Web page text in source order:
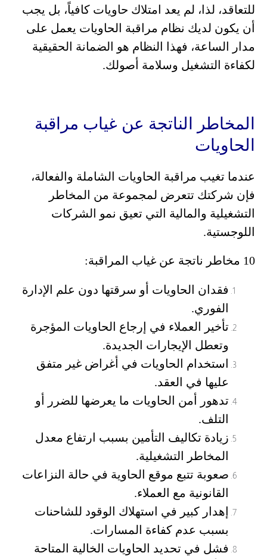
للتعاقد، لذا، لم يعد امتلاك حاويات كافياً، بل يجب
أن يكون لديك نظام مراقبة الحاويات يعمل على
مدار الساعة، فهذا النظام هو الضمانة الحقيقية
لكفاءة التشغيل وسلامة أصولك.
المخاطر الناتجة عن غياب مراقبة
الحاويات
عندما تغيب مراقبة الحاويات الشاملة والفعالة،
فإن شركتك تتعرض لمجموعة من المخاطر
التشغيلية والمالية التي تعيق نمو الشركات
اللوجستية.
10 مخاطر ناتجة عن غياب المراقبة:
فقدان الحاويات أو سرقتها دون علم الإدارة
الفوري.
تأخير العملاء في إرجاع الحاويات المؤجرة
وتعطل الإيجارات الجديدة.
استخدام الحاويات في أغراض غير متفق
عليها في العقد.
تدهور أمن الحاويات ما يعرضها للضرر أو
التلف.
زيادة تكاليف التأمين بسبب ارتفاع معدل
المخاطر التشغيلية.
صعوبة تتبع موقع الحاوية في حالة النزاعات
القانونية مع العملاء.
إهدار كبير في استهلاك الوقود للشاحنات
بسبب عدم كفاءة المسارات.
فشل في تحديد الحاويات الخالية المتاحة